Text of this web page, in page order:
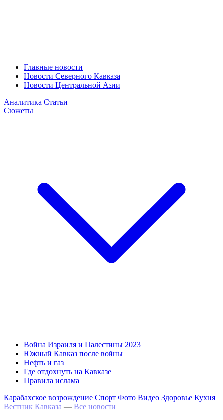
Главные новости
Новости Северного Кавказа
Новости Центральной Азии
Аналитика Статьи
Сюжеты
Война Израиля и Палестины 2023
Южный Кавказ после войны
Нефть и газ
Где отдохнуть на Кавказе
Правила ислама
Карабахское возрождение Спорт Фото Видео Здоровье Кухня
Вестник Кавказа — Все новости